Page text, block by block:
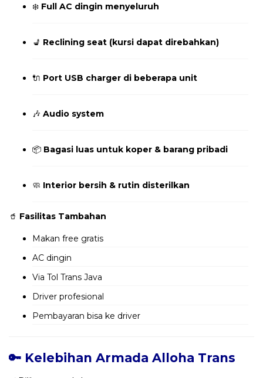
❄️ Full AC dingin menyeluruh
💺 Reclining seat (kursi dapat direbahkan)
🔌 Port USB charger di beberapa unit
🎶 Audio system
📦 Bagasi luas untuk koper & barang pribadi
🧼 Interior bersih & rutin disterilkan
🥤 Fasilitas Tambahan
Makan free gratis
AC dingin
Via Tol Trans Java
Driver profesional
Pembayaran bisa ke driver
🔑 Kelebihan Armada Alloha Trans